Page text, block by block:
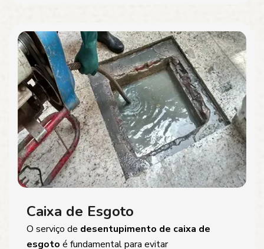
Caixa de Esgoto
O serviço de desentupimento de caixa de
esgoto é fundamental para evitar